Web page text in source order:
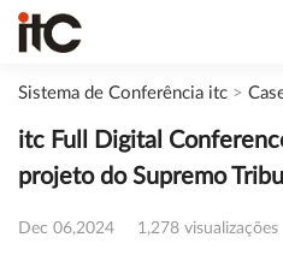
Sistema de Conferência itc >
itc Full Digital
projeto do Supremo
Dec 06,2024 1,278 visualizações